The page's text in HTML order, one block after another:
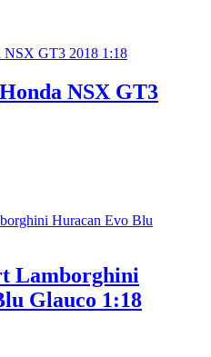
NSX GT3
Lamborghini
Glauco 1:18